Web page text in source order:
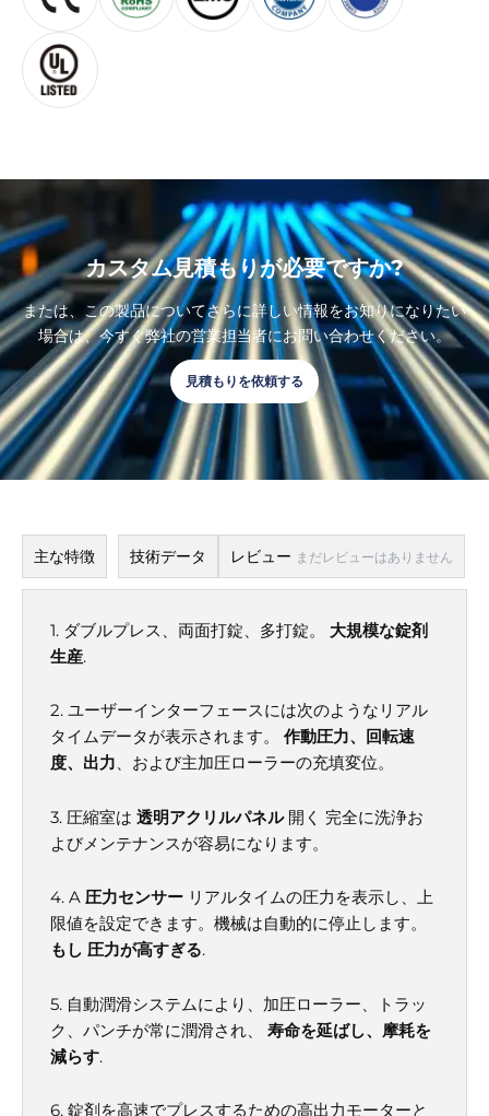
カスタム見積もりが必要ですか?
または、この製品についてさらに詳しい情報をお知りになりたい
場合は、今すぐ弊社の営業担当者にお問い合わせください。
見積もりを依頼する
主な特徴 技術データ レビュー まだレビューはありません
1. ダブルプレス、両面打錠、多打錠。 大規模な錠剤
生産.
2. ユーザーインターフェースには次のようなリアル
タイムデータが表示されます。 作動圧力、回転速
度、出力、および主加圧ローラーの充填変位。
3. 圧縮室は 透明アクリルパネル開く 完全に洗浄お
よびメンテナンスが容易になります。
4. A 圧力センサー リアルタイムの圧力を表示し、上
限値を設定できます。機械は自動的に停止します。
もし 圧力が高すぎる.
5. 自動潤滑システムにより、加圧ローラー、トラッ
ク、パンチが常に潤滑され、 寿命を延ばし、摩耗を
減らす.
6. 錠剤を高速でプレスするための高出力モーターと